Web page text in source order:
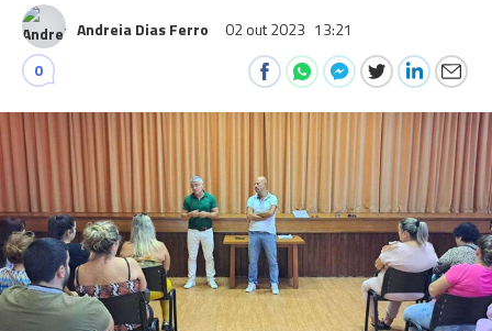
Andreia Dias Ferro 02 out 2023 13:21
0